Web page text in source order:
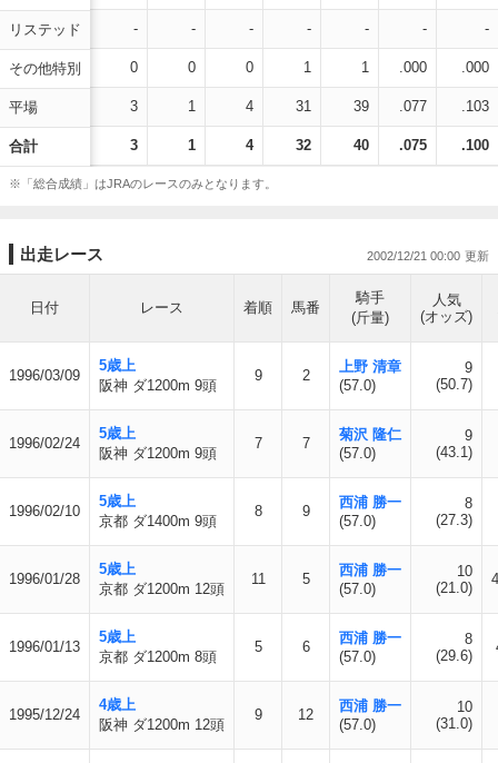
リステッド
その他特別
平場
合計
- - - - - - -
0 0 0 1 1 .000 .000
3 1 4 31 39 .077 .103
3 1 4 32 40 .075 .100
※「総合成績」はJRAのレースのみとなります。
出走レース 2002/12/21 00:00
日付 レース 着順 馬番
騎手
(斤量)
人気
(オッズ)
1996/03/09
5歳上
阪神 ダ1200m 9頭
9 2
上野 清章
(57.0)
9
(50.7)
1996/02/24
5歳上
阪神 ダ1200m 9頭
7 7
菊沢 隆仁
(57.0)
9
(43.1)
1996/02/10
5歳上
京都 ダ1400m 9頭
8 9
西浦 勝一
(57.0)
8
(27.3)
1996/01/28
5歳上
京都 ダ1200m 12頭
11 5
西浦 勝一
(57.0)
10
(21.0)
1996/01/13
5歳上
京都 ダ1200m 8頭
5 6
西浦 勝一
(57.0)
8
(29.6)
1995/12/24
4歳上
阪神 ダ1200m 12頭
9 12
西浦 勝一
(57.0)
10
(31.0)